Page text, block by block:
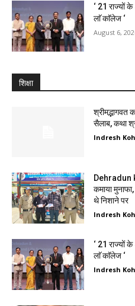
‘ 21 राज्यों
लाॅ काॅलेज ‘
August 6,
शिक्षा
श्रीमद्भागवत
सैलाब, कथा
Indresh
Dehradun
कमाया
थे निशाने पर
Indresh
‘ 21 राज्यों
लाॅ काॅलेज ‘
Indresh